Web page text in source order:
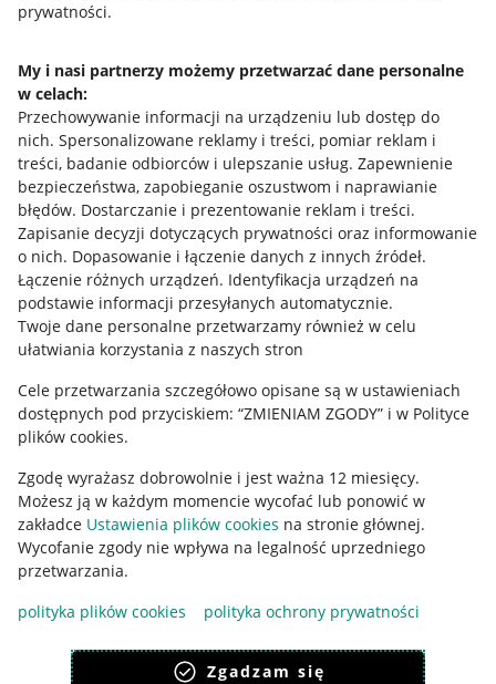
prywatności.
My i nasi partnerzy możemy przetwarzać dane personalne
w celach:
Przechowywanie informacji na urządzeniu lub dostęp do
nich. Spersonalizowane reklamy i treści, pomiar reklam i
treści, badanie odbiorców i ulepszanie usług. Zapewnienie
bezpieczeństwa, zapobieganie oszustwom i naprawianie
błędów. Dostarczanie i prezentowanie reklam i treści.
Zapisanie decyzji dotyczących prywatności oraz informowanie
o nich. Dopasowanie i łączenie danych z innych źródeł.
Łączenie różnych urządzeń. Identyfikacja urządzeń na
podstawie informacji przesyłanych automatycznie.
Twoje dane personalne przetwarzamy również w celu
ułatwiania korzystania z naszych stron
Cele przetwarzania szczegółowo opisane są w ustawieniach
dostępnych pod przyciskiem: “ZMIENIAM ZGODY” i w Polityce
plików cookies.
Zgodę wyrażasz dobrowolnie i jest ważna 12 miesięcy.
Możesz ją w każdym momencie wycofać lub ponowić w
zakładce Ustawienia plików cookies na stronie głównej.
Wycofanie zgody nie wpływa na legalność uprzedniego
przetwarzania.
polityka plików cookies
polityka ochrony prywatności
Zgadzam się
Jak to działa
Allegro Gadane dla sprzedających
Allegro Gadane dla kupujących
Mapa miejscowości
Informacje prawne
Regulamin
Polityka plików "cookies"
Ustawienia plików "cookies"
Udostępnianie lokalizacji
Informacje dla Aktu o Usługach Cyfrowych
Pobierz aplikację